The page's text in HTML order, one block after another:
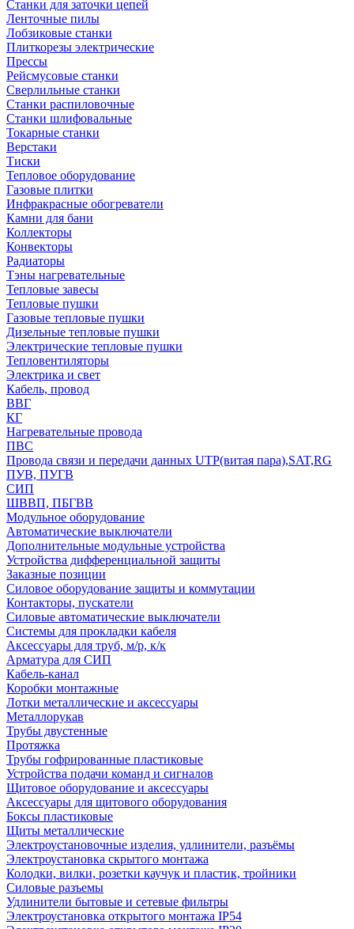
Станки для заточки цепей
Ленточные пилы
Лобзиковые станки
Плиткорезы электрические
Прессы
Рейсмусовые станки
Сверлильные станки
Станки распиловочные
Станки шлифовальные
Токарные станки
Верстаки
Тиски
Тепловое оборудование
Газовые плитки
Инфракрасные обогреватели
Камни для бани
Коллекторы
Конвекторы
Радиаторы
Тэны нагревательные
Тепловые завесы
Тепловые пушки
Газовые тепловые пушки
Дизельные тепловые пушки
Электрические тепловые пушки
Тепловентиляторы
Электрика и свет
Кабель, провод
ВВГ
КГ
Нагревательные провода
ПВС
Провода связи и передачи данных UTP(витая пара),SAT,RG
ПУВ, ПУГВ
СИП
ШВВП, ПБГВВ
Модульное оборудование
Автоматические выключатели
Дополнительные модульные устройства
Устройства дифференциальной защиты
Заказные позиции
Силовое оборудование защиты и коммутации
Контакторы, пускатели
Силовые автоматические выключатели
Системы для прокладки кабеля
Аксессуары для труб, м/р, к/к
Арматура для СИП
Кабель-канал
Коробки монтажные
Лотки металлические и аксессуары
Металлорукав
Трубы двустенные
Протяжка
Трубы гофрированные пластиковые
Устройства подачи команд и сигналов
Щитовое оборудование и аксессуары
Аксессуары для щитового оборудования
Боксы пластиковые
Щиты металлические
Электроустановочные изделия, удлинители, разъёмы
Электроустановка скрытого монтажа
Колодки, вилки, розетки каучук и пластик, тройники
Силовые разъемы
Удлинители бытовые и сетевые фильтры
Электроустановка открытого монтажа IP54